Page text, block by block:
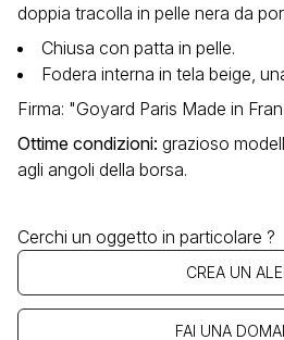
doppia tracolla in pelle nera da
Chiusa con patta in pelle.
Fodera interna in tela beige,
Firma: "Goyard Paris Made in
Ottime condizioni: grazioso
agli angoli della borsa.
Cerchi un oggetto in particolare ?
CREA UN
FAI UNA